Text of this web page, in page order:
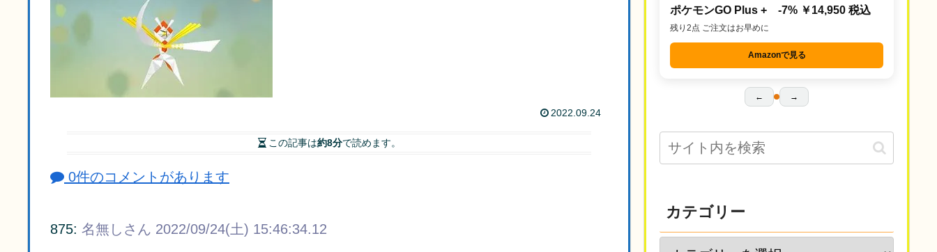
2022.09.24
この記事は約8分で読めます。
0件のコメントがあります
875: 名無しさん 2022/09/24(土) 15:46:34.12
ポケモンGO Plus + -7% ￥14,950 税込
残り2点 ご注文はお早めに
Amazonで見る
← →
カテゴリー